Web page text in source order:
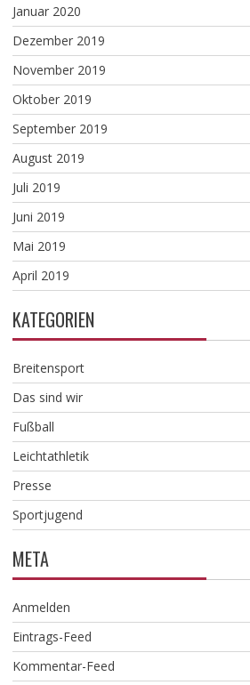
Januar 2020
Dezember 2019
November 2019
Oktober 2019
September 2019
August 2019
Juli 2019
Juni 2019
Mai 2019
April 2019
KATEGORIEN
Breitensport
Das sind wir
Fußball
Leichtathletik
Presse
Sportjugend
META
Anmelden
Eintrags-Feed
Kommentar-Feed